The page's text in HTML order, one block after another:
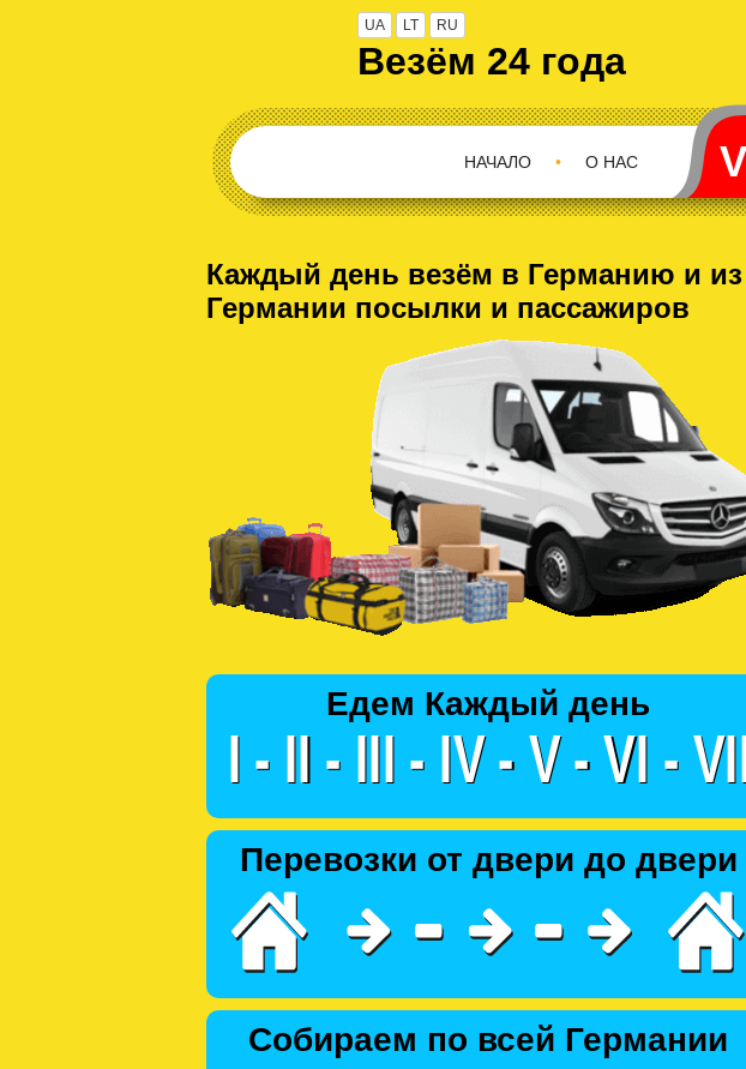
UA LT RU
Везём 24 года
О НАС
•
НАЧАЛО
Каждый день везём в Германию и из
Германии посылки и пассажиров
Едем Каждый день
Перевозки от двери до двери
Собираем по всей Германии